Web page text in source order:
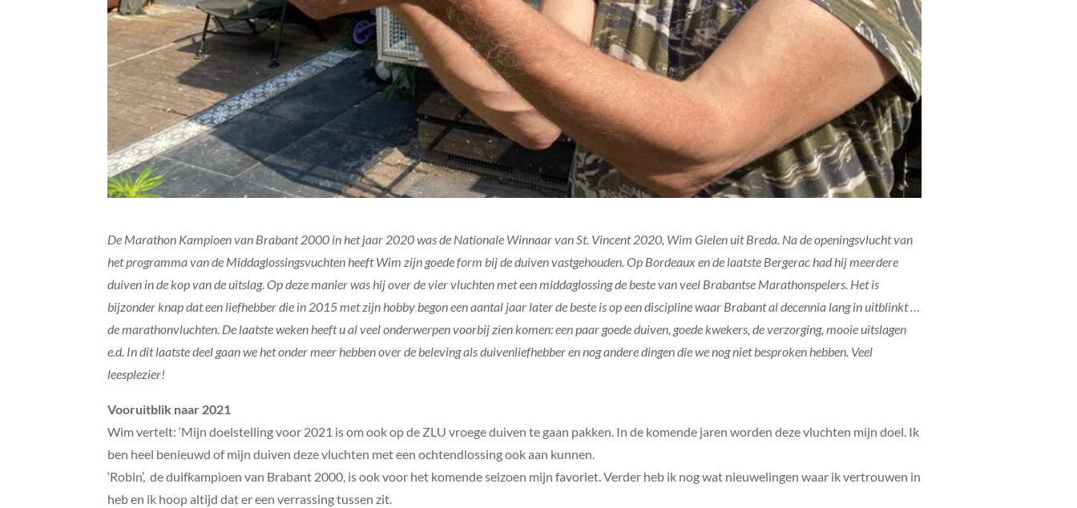
De Marathon Kampioen van Brabant 2000 in het jaar 2020 was de Nationale Winnaar van St. Vincent 2020, Wim Gielen uit Breda. Na de openingsvlucht van
het programma van de Middaglossingsvuchten heeft Wim zijn goede form bij de duiven vastgehouden. Op Bordeaux en de laatste Bergerac had hij meerdere
duiven in de kop van de uitslag. Op deze manier was hij over de vier vluchten met een middaglossing de beste van veel Brabantse Marathonspelers. Het is
bijzonder knap dat een liefhebber die in 2015 met zijn hobby begon een aantal jaar later de beste is op een discipline waar Brabant al decennia lang in uitblinkt …
de marathonvluchten. De laatste weken heeft u al veel onderwerpen voorbij zien komen: een paar goede duiven, goede kwekers, de verzorging, mooie uitslagen
e.d. In dit laatste deel gaan we het onder meer hebben over de beleving als duivenliefhebber en nog andere dingen die we nog niet besproken hebben. Veel
leesplezier!
Vooruitblik naar 2021
Wim vertelt: ‘Mijn doelstelling voor 2021 is om ook op de ZLU vroege duiven te gaan pakken. In de komende jaren worden deze vluchten mijn doel. Ik
ben heel benieuwd of mijn duiven deze vluchten met een ochtendlossing ook aan kunnen.
‘Robin’, de duifkampioen van Brabant 2000, is ook voor het komende seizoen mijn favoriet. Verder heb ik nog wat nieuwelingen waar ik vertrouwen in
heb en ik hoop altijd dat er een verrassing tussen zit.